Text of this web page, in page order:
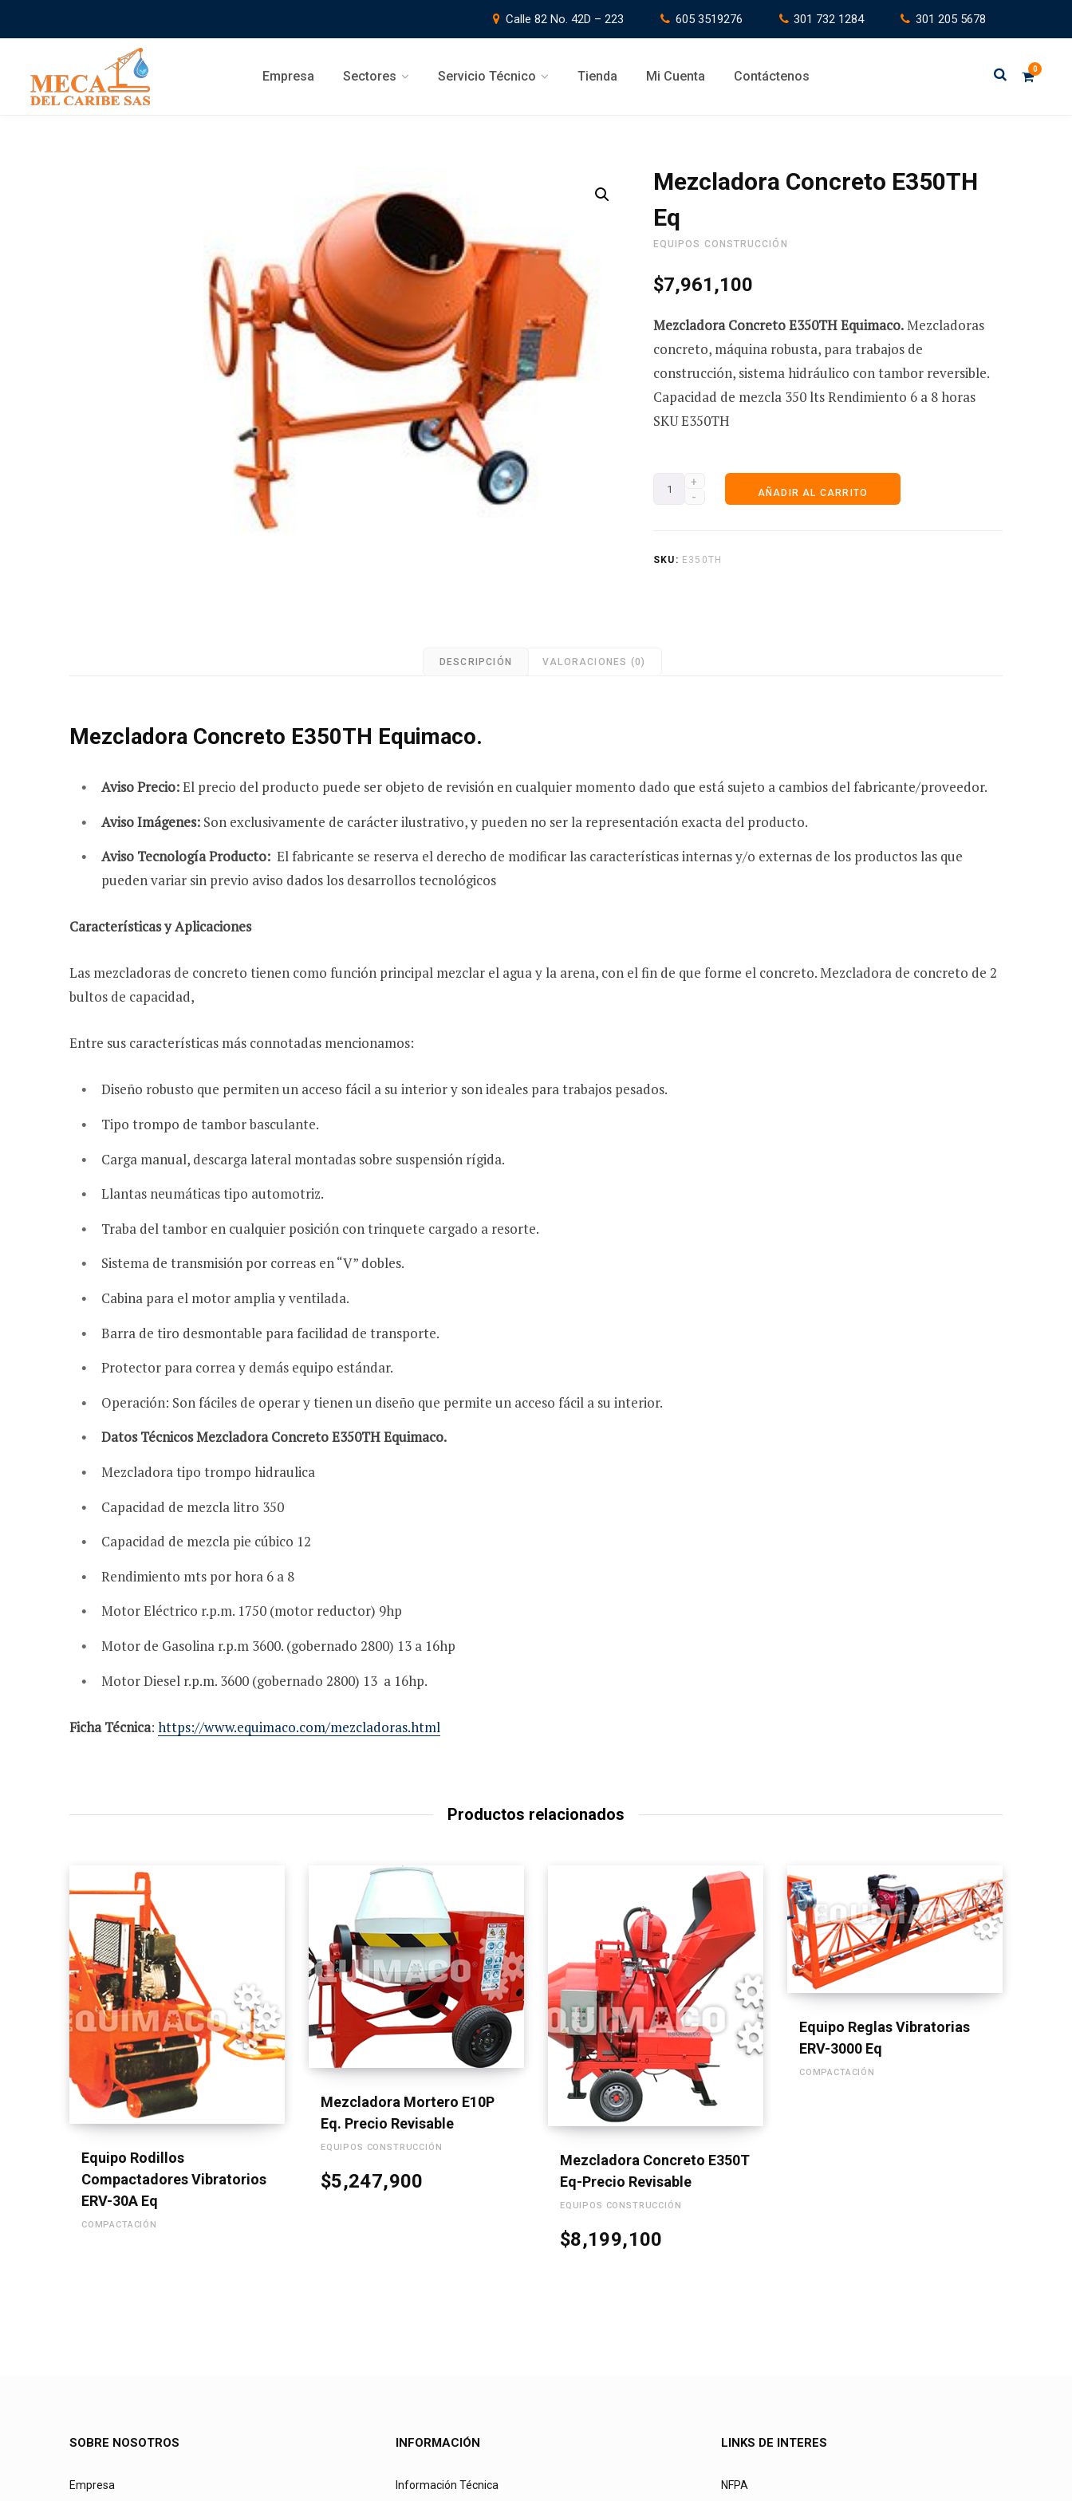
Calle 82 No. 42D – 223 605 3519276 301 732 1284 301 205 5678
Empresa Sectores Servicio Técnico Tienda Mi Cuenta Contáctenos 0
Mezcladora Concreto E350TH
Eq
EQUIPOS CONSTRUCCIÓN
$7,961,100
Mezcladora Concreto E350TH Equimaco.Mezcladoras
concreto, máquina robusta, para trabajos de
construcción, sistema hidráulico con tambor reversible.
Capacidad de mezcla 350 lts Rendimiento 6 a 8 horas
SKU E350TH
Mezcladora
Eq
AÑADIR AL CARRITO
SKU: E350TH
DESCRIPCIÓN VALORACIONES (0)
Mezcladora Concreto E350TH Equimaco.
Aviso Precio:El precio del producto puede ser objeto de revisión en cualquier momento dado que está sujeto a cambios del fabricante/proveedor.
Aviso Imágenes: Son exclusivamente de carácter ilustrativo, y pueden no ser la representación exacta del producto.
Aviso Tecnología Producto: El fabricante se reserva el derecho de modificar las características internas y/o externas de los productos las que
pueden variar sin previo aviso dados los desarrollos tecnológicos
Características y Aplicaciones
Las mezcladoras de concreto tienen como función principal mezclar el agua y la arena, con el fin de que forme el concreto. Mezcladora de concreto de 2
bultos de capacidad,
Entre sus características más connotadas mencionamos:
Diseño robusto que permiten un acceso fácil a su interior y son ideales para trabajos pesados.
Tipo trompo de tambor basculante.
Carga manual, descarga lateral montadas sobre suspensión rígida.
Llantas neumáticas tipo automotriz.
Traba del tambor en cualquier posición con trinquete cargado a resorte.
Sistema de transmisión por correas en “V” dobles.
Cabina para el motor amplia y ventilada.
Barra de tiro desmontable para facilidad de transporte.
Protector para correa y demás equipo estándar.
Operación: Son fáciles de operar y tienen un diseño que permite un acceso fácil a su interior.
Datos Técnicos Mezcladora Concreto E350TH Equimaco.
Mezcladora tipo trompo hidraulica
Capacidad de mezcla litro 350
Capacidad de mezcla pie cúbico 12
Rendimiento mts por hora 6 a 8
Motor Eléctrico r.p.m. 1750 (motor reductor) 9hp
Motor de Gasolina r.p.m 3600. (gobernado 2800) 13 a 16hp
Motor Diesel r.p.m. 3600 (gobernado 2800) 13 a 16hp.
Ficha Técnica: https://www.equimaco.com/mezcladoras.html
Productos relacionados
Equipo Rodillos
Compactadores Vibratorios
ERV-30A Eq
COMPACTACIÓN
Mezcladora Mortero E10P
Eq. Precio Revisable
EQUIPOS CONSTRUCCIÓN
$5,247,900
Mezcladora Concreto E350T
Eq-Precio Revisable
EQUIPOS CONSTRUCCIÓN
$8,199,100
Equipo Reglas Vibratorias
ERV-3000 Eq
COMPACTACIÓN
SOBRE NOSOTROS
Empresa
INFORMACIÓN
Información Técnica
LINKS DE INTERES
NFPA